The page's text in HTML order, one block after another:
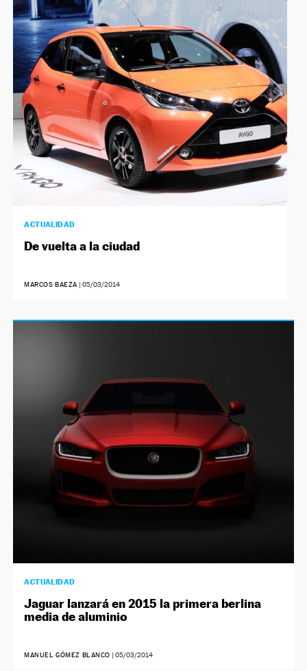
ACTUALIDAD
De vuelta a la ciudad
MARCOS BAEZA |05/03/2014
ACTUALIDAD
Jaguar lanzará en 2015 la primera berlina
media de aluminio
MANUEL GÓMEZ BLANCO |05/03/2014